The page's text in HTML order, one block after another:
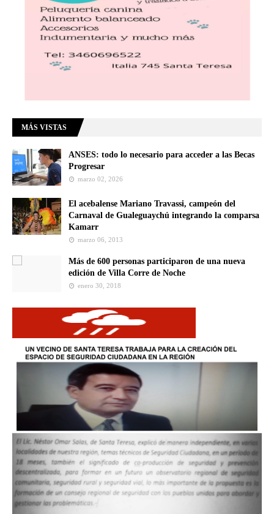
MÁS VISTAS
ANSES: todo lo necesario para acceder a las Becas
Progresar
marzo 02, 2026
El acebalense Mariano Travassi, campeón del
Carnaval de Gualeguaychú integrando la comparsa
Kamarr
marzo 06, 2013
Más de 600 personas participaron de una nueva
edición de Villa Corre de Noche
enero 30, 2018